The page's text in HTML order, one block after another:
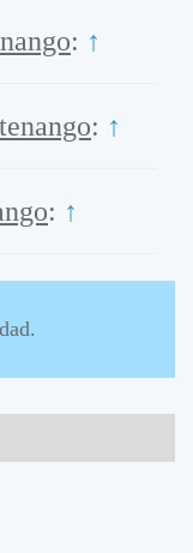
: ↑
: ↑
: ↑